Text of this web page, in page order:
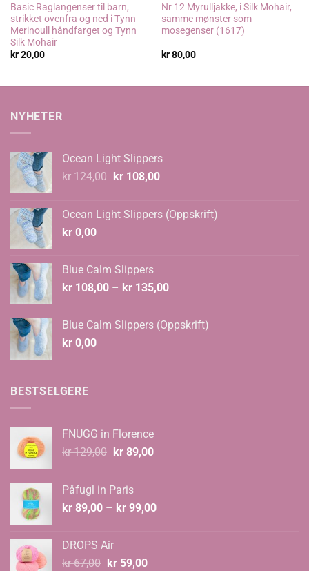
Basic Raglangenser til barn,
strikket ovenfra og ned i Tynn
Merinoull håndfarget og Tynn
Silk Mohair
kr20,00
Nr 12 Myrulljakke, i Silk Mohair,
samme mønster som
mosegenser (1617)
kr80,00
NYHETER
Ocean Light Slippers
kr124,00 Opprinnelig
kr 124,00.
kr108,00Nåværende
kr 108,00.
Ocean Light Slippers (Oppskrift)
kr 0,00
Blue Calm Slippers
kr 108,00 – kr 135,00Prisområde:
kr 135,00
Blue Calm Slippers (Oppskrift)
kr 0,00
BESTSELGERE
FNUGG in Florence
kr129,00 Opprinnelig
kr 129,00.
kr89,00Nåværende
Påfugl in Paris
kr 89,00 – kr 99,00Prisområde:
DROPS Air
kr67,00 Opprinnelig
kr59,00Nåværende